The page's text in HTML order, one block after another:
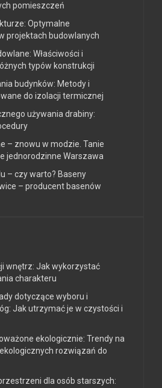
pomieszczeń
Optymalne
projektach budowlanych
Właściwości i
typów konstrukcji
budynków: Metody i
do izolacji termicznej
używania drabiny:
– znowu w modzie. Tanie
jednorodzinne Warszawa
– czy warto? Baseny
– producent basenów
wnętrz: Jak wykorzystać
charakteru
dotyczące wyboru i
Jak utrzymać je w czystości i
ekologicznie: Trendy na
rozwiązań do
dla osób starszych: